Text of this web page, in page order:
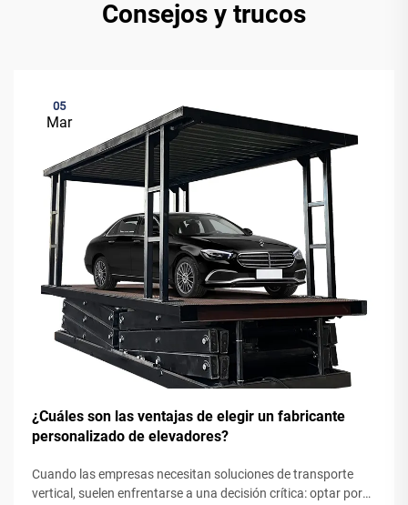
Consejos y trucos
05
Mar
¿Cuáles son las ventajas de elegir un fabricante
personalizado de elevadores?
Cuando las empresas necesitan soluciones de transporte
vertical, suelen enfrentarse a una decisión crítica: optar por